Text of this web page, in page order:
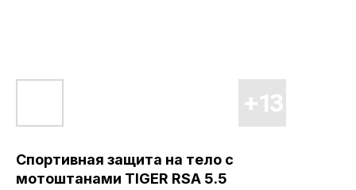
Спортивная защита на тело с
мотоштанами TIGER RSA 5.5